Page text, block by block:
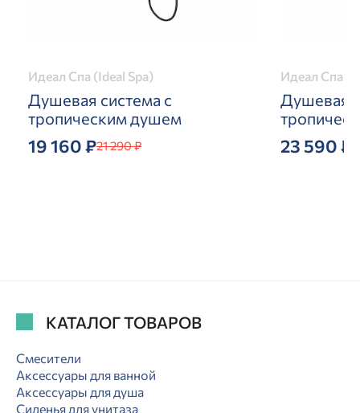
Идеал Спа (Ideal Spa)
Душевая система с
тропическим душем
19 160 ₽21 290 ₽
Идеал Спа
Душевая
23 590 ₽
КАТАЛОГ ТОВАРОВ
Смесители
Аксессуары для ванной
Аксессуары для душа
Сиденья для унитаза